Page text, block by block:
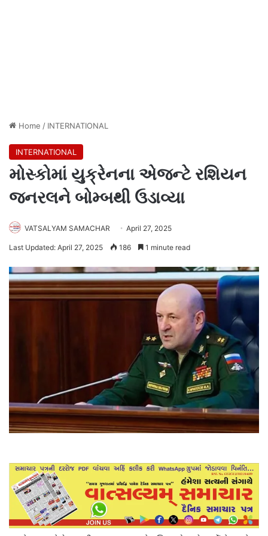
Home / INTERNATIONAL
INTERNATIONAL
મોસ્કોમાં યુક્રેનના એજન્ટે રશિયન
જનરલને બોમ્બથી ઉડાવ્યા
VATSALYAM SAMACHAR April 27, 2025
Last Updated: April 27, 2025 186 1 minute read